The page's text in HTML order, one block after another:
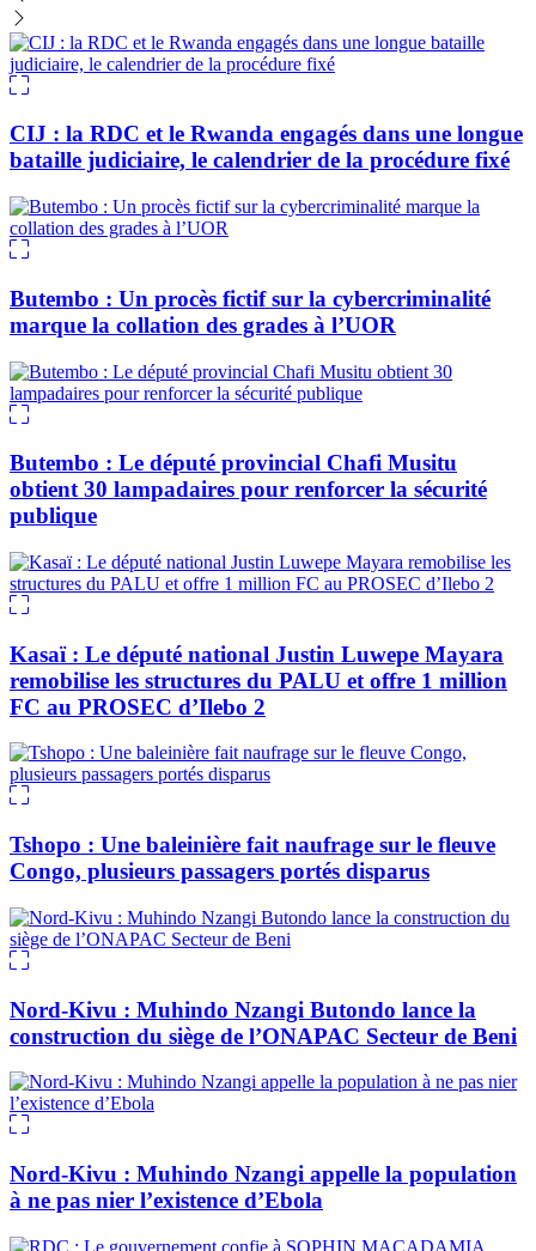
CIJ : la RDC et le Rwanda engagés dans une longue
bataille judiciaire, le calendrier de la procédure fixé
Butembo : Un procès fictif sur la cybercriminalité
marque la collation des grades à l’UOR
Butembo : Le député provincial Chafi Musitu
obtient 30 lampadaires pour renforcer la sécurité
publique
Kasaï : Le député national Justin Luwepe Mayara
remobilise les structures du PALU et offre 1 million
FC au PROSEC d’Ilebo 2
Tshopo : Une baleinière fait naufrage sur le fleuve
Congo, plusieurs passagers portés disparus
Nord-Kivu : Muhindo Nzangi Butondo lance la
construction du siège de l’ONAPAC Secteur de Beni
Nord-Kivu : Muhindo Nzangi appelle la population
à ne pas nier l’existence d’Ebola